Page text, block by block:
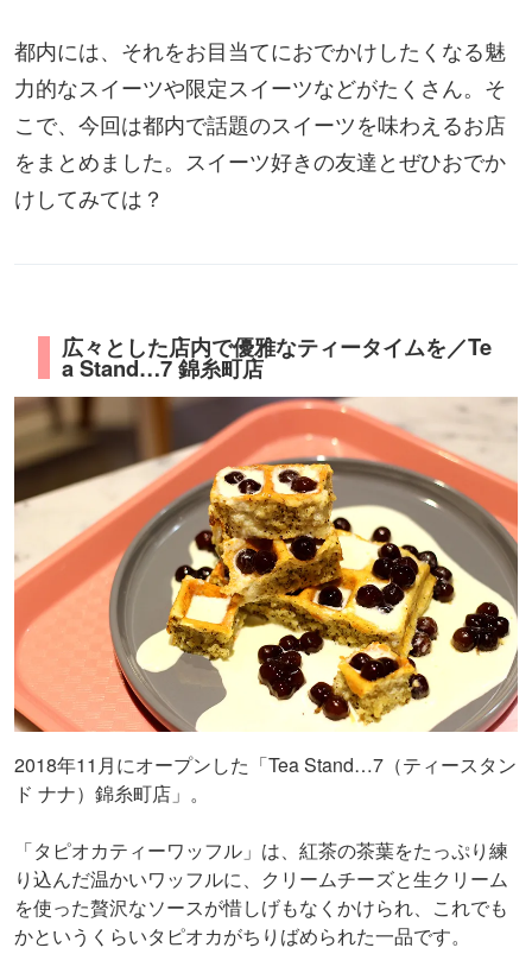
都内には、それをお目当てにおでかけしたくなる魅
力的なスイーツや限定スイーツなどがたくさん。そ
こで、今回は都内で話題のスイーツを味わえるお店
をまとめました。スイーツ好きの友達とぜひおでか
けしてみては？
広々とした店内で優雅なティータイムを／Te
a Stand…7 錦糸町店
2018年11月にオープンした「Tea Stand…7（ティースタン
ド ナナ）錦糸町店」。
「タピオカティーワッフル」は、紅茶の茶葉をたっぷり練
り込んだ温かいワッフルに、クリームチーズと生クリーム
を使った贅沢なソースが惜しげもなくかけられ、これでも
かというくらいタピオカがちりばめられた一品です。